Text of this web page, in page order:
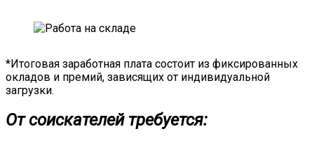
*Итоговая заработная плата состоит из фиксированных
окладов и премий, зависящих от индивидуальной
загрузки.
От соискателей требуется: